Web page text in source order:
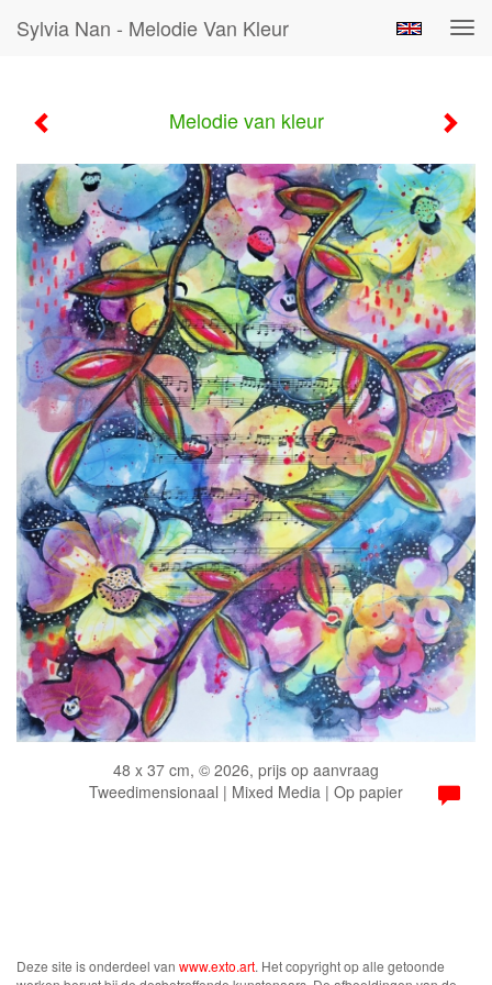
Sylvia Nan - Melodie Van Kleur
Melodie van kleur
48 x 37 cm, © 2026, prijs op aanvraag
Tweedimensionaal | Mixed Media | Op papier
Deze site is onderdeel van www.exto.art. Het copyright op alle getoonde